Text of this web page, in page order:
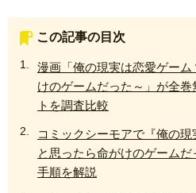
この記事の目次
漫画「俺の現実は恋愛ゲー
けのゲームだった～」が全
トを調査比較
コミックシーモアで『俺の
と思ったら命がけのゲームだ
手順を解説